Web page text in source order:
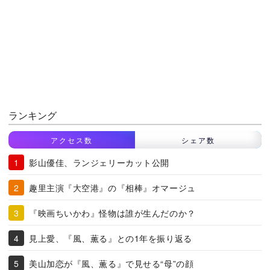
ランキング
アクセス数 シェア数
影山優佳、ランジェリーカット公開
趣里主演『大空港』の『相棒』オマージュ
『映画ちいかわ』怪物は誰が生んだのか？
見上愛、『風、薫る』との1年を振り返る
美山加恋が『風、薫る』で見せる“母”の顔